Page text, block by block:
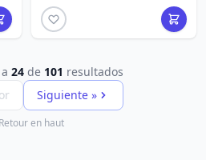
a 24de 101 resultados
Siguiente »
Retour en haut